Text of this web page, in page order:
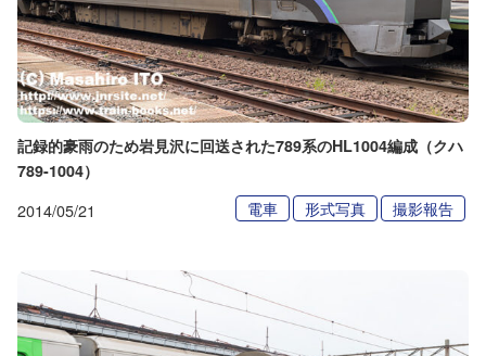
記録的豪雨のため岩見沢に回送された789系のHL1004編成（クハ
789-1004）
2014/05/21 電車 形式写真 撮影報告